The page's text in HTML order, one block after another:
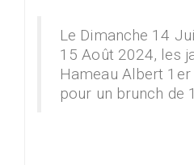
Le Dimanche 14
15 Août 2024, les
Hameau Albert
pour un brunch de